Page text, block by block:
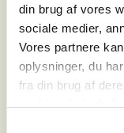
din brug af vores
sociale medier,
Vores partnere
oplysninger, du
fra din brug af
cookies, hvis du
Interesseret i
TILMELD